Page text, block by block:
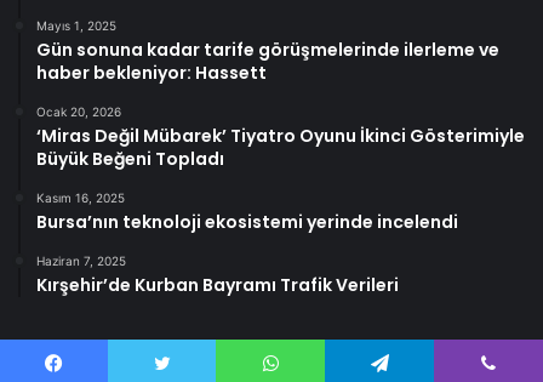
Mayıs 1, 2025
Gün sonuna kadar tarife görüşmelerinde ilerleme ve
haber bekleniyor: Hassett
Ocak 20, 2026
‘Miras Değil Mübarek’ Tiyatro Oyunu İkinci Gösterimiyle
Büyük Beğeni Topladı
Kasım 16, 2025
Bursa’nın teknoloji ekosistemi yerinde incelendi
Haziran 7, 2025
Kırşehir’de Kurban Bayramı Trafik Verileri